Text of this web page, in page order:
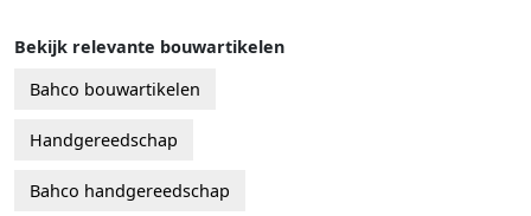
Bekijk relevante bouwartikelen
Bahco bouwartikelen
Handgereedschap
Bahco handgereedschap